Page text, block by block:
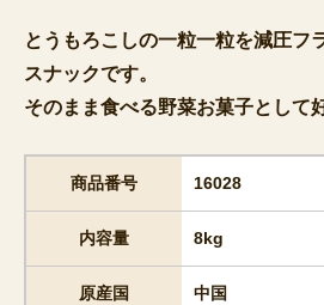
とうもろこしの一粒一粒を減圧フ
スナックです。
そのまま食べる野菜お菓子として
商品番号 16028
内容量 8kg
原産国 中国